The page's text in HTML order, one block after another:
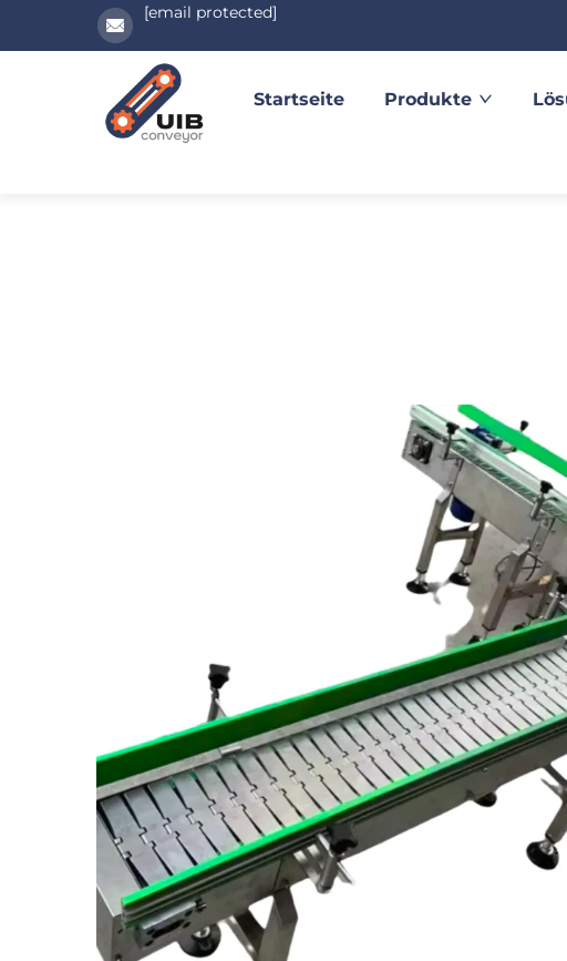
[email protected]
Startseite Produkte